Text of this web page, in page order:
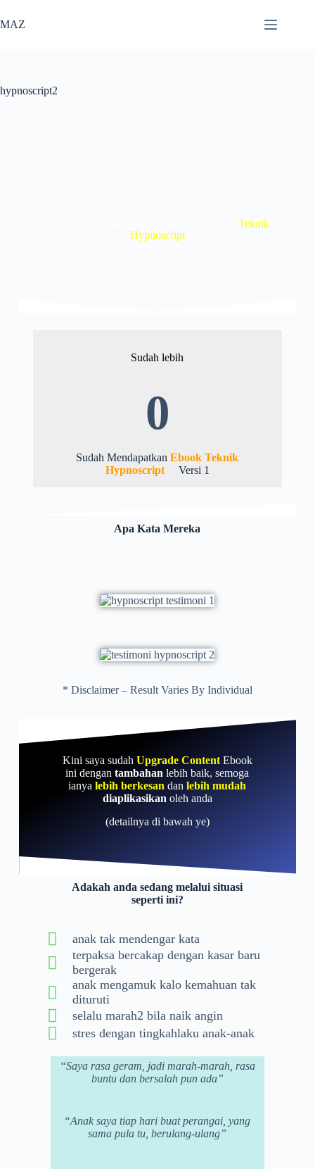
MAZ
hypnoscript2
Mudahnya Anak Mendengar Kata DenganTeknik
Hypnoscript​
Sudah lebih
0
Sudah MendapatkanEbook Teknik
Hypnoscript
Versi 1
Apa Kata Mereka
* Disclaimer – Result Varies By Individual
Kini saya sudah Upgrade ContentEbook
ini dengantambahan lebih baik, semoga
ianyalebih berkesan danlebih mudah
diaplikasikan oleh anda
(detailnya di bawah ye)
Adakah anda sedang melalui situasi
seperti ini?
anak tak mendengar kata
terpaksa bercakap dengan kasar baru
bergerak
anak mengamuk kalo kemahuan tak
dituruti
selalu marah2 bila naik angin
stres dengan tingkahlaku anak-anak
“Saya rasa geram, jadi marah-marah, rasa
buntu dan bersalah pun ada”
“Anak saya tiap hari buat perangai, yang
sama pula tu, berulang-ulang”